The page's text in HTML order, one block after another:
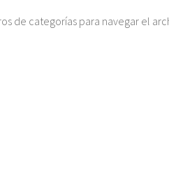
de categorías para navegar el